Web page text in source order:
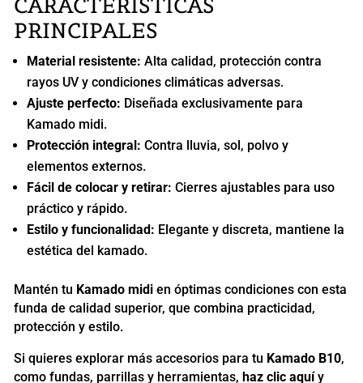
PRINCIPALES
Material resistente: Alta calidad, protección contra
rayos UV y condiciones climáticas adversas.
Ajuste perfecto: Diseñada exclusivamente para
Kamado midi.
Protección integral: Contra lluvia, sol, polvo y
elementos externos.
Fácil de colocar y retirar: Cierres ajustables para uso
práctico y rápido.
Estilo y funcionalidad: Elegante y discreta, mantiene la
estética del kamado.
Mantén tu Kamado midien óptimas condiciones con esta
funda de calidad superior, que combina practicidad,
protección y estilo.
Si quieres explorar más accesorios para tu Kamado B10,
como fundas, parrillas y herramientas, haz clic aquíy